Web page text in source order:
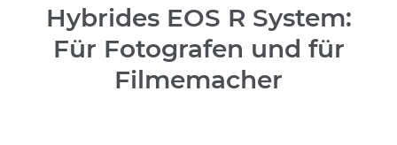
Hybrides EOS R System:
Für Fotografen und für
Filmemacher